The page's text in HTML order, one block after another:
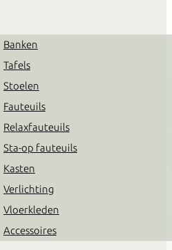
Banken
Tafels
Stoelen
Fauteuils
Relaxfauteuils
Sta-op fauteuils
Kasten
Verlichting
Vloerkleden
Accessoires